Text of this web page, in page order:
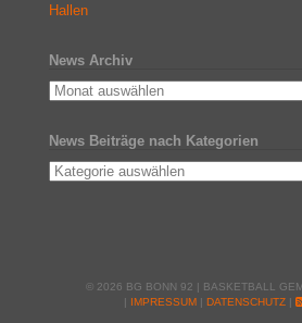
Hallen
News Archiv
News Beiträge nach Kategorien
© 2026 BG BONN 92 | BASKETBALL
| IMPRESSUM| DATENSCHUTZ|